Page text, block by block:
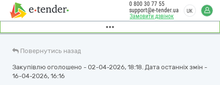
Замовити дзвінок
0 800 30 77 55
support@e-tender.ua
UK
Повернутись назад
Закупівлю оголошено - 02-04-2026, 18:18. Дата останніх змін -
16-04-2026, 16:16